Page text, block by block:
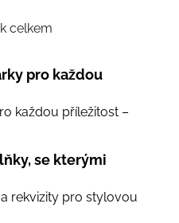
O
l
d
í
r
celkem
pro každou
každou příležitost –
se kterými
rekvizity pro stylovou